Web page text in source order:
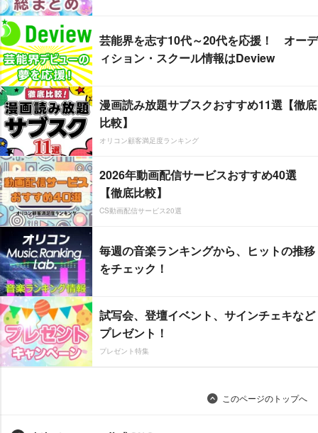
芸能界を志す10代～20代を応援！ オーデ
ィション・スクール情報はDeview
漫画読み放題サブスクおすすめ11選【徹底
比較】
オリコン顧客満足度ランキング
2026年動画配信サービスおすすめ40選
【徹底比較】
CS動画配信サービス20選
毎週の音楽ランキングから、ヒットの推移
をチェック！
試写会、登壇イベント、サインチェキなど
プレゼント！
プレゼント特集
このページのトップへ